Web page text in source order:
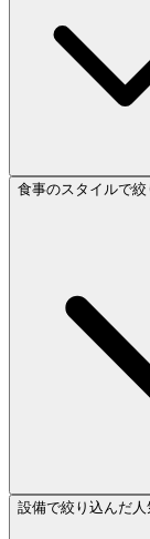
食事のスタイルで
設備で絞り込んだ